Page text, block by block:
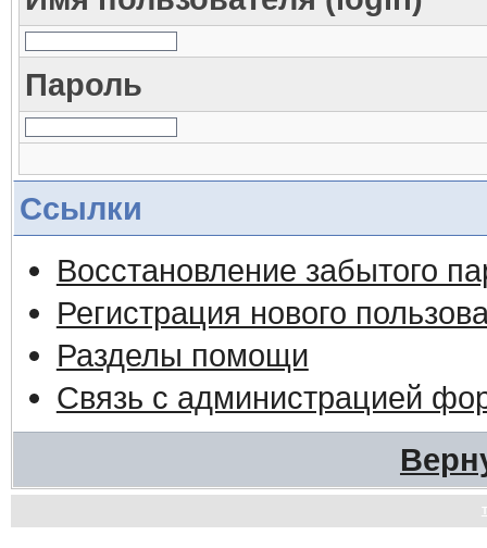
Пароль
Ссылки
Восстановление забытого
Регистрация нового
Разделы помощи
Связь с администрацией